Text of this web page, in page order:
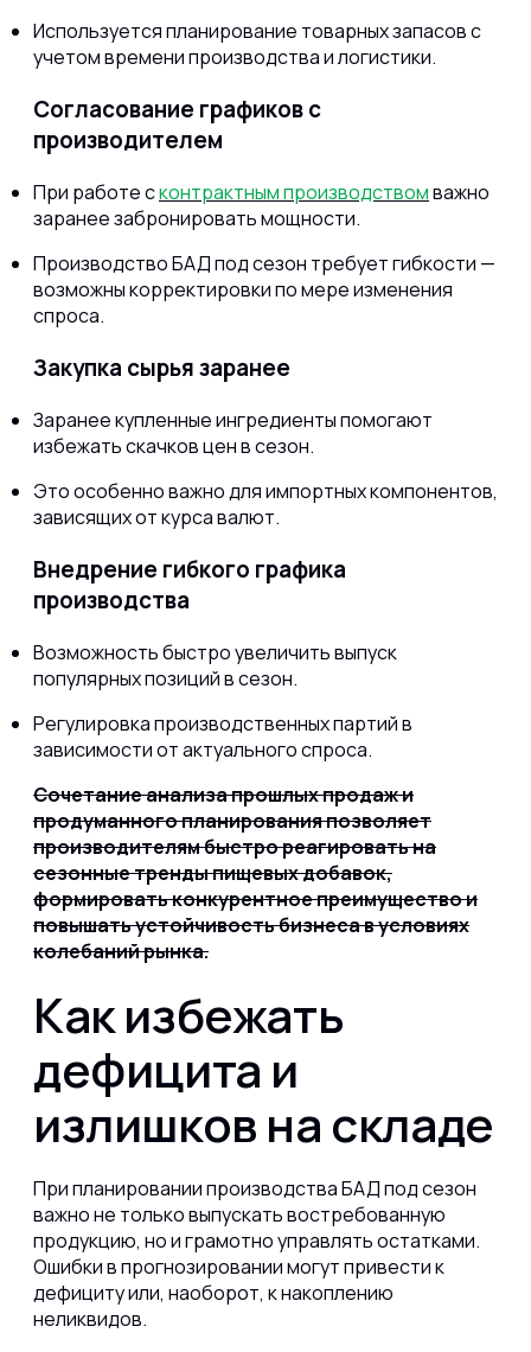
Используется планирование товарных запасов с
учетом времени производства и логистики.
Согласование графиков с
производителем
При работе сконтрактным производствомважно
заранее забронировать мощности.
Производство БАД под сезон требует гибкости —
возможны корректировки по мере изменения
спроса.
Закупка сырья заранее
Заранее купленные ингредиенты помогают
избежать скачков цен в сезон.
Это особенно важно для импортных компонентов,
зависящих от курса валют.
Внедрение гибкого графика
производства
Возможность быстро увеличить выпуск
популярных позиций в сезон.
Регулировка производственных партий в
зависимости от актуального спроса.
Сочетание анализа прошлых продаж и
продуманного планирования позволяет
производителям быстро реагировать на
сезонные тренды пищевых добавок,
формировать конкурентное преимущество и
повышать устойчивость бизнеса в условиях
колебаний рынка.
Как избежать
дефицита и
излишков на складе
При планировании производства БАД под сезон
важно не только выпускать востребованную
продукцию, но и грамотно управлять остатками.
Ошибки в прогнозировании могут привести к
дефициту или, наоборот, к накоплению
неликвидов.